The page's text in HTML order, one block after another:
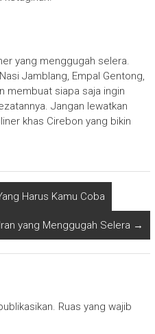
yang menggugah selera.
Jamblang, Empal Gentong,
membuat siapa saja ingin
Jangan lewatkan
khas Cirebon yang bikin
Harus Kamu Coba
yang Menggugah Selera →
Ruas yang wajib